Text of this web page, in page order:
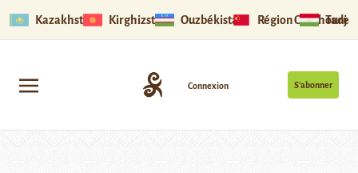
Kazakhstan Kirghizstan Ouzbékistan Région Ouïghoure
S’abonner
Connexion